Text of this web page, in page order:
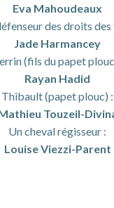
Eva Mahoudeaux
des droits des
Jade Harmancey
(fils du papet
Rayan Hadid
Thibault (papet plouc) :
Touzeil-
Un cheval régisseur :
Louise Viezzi-Parent